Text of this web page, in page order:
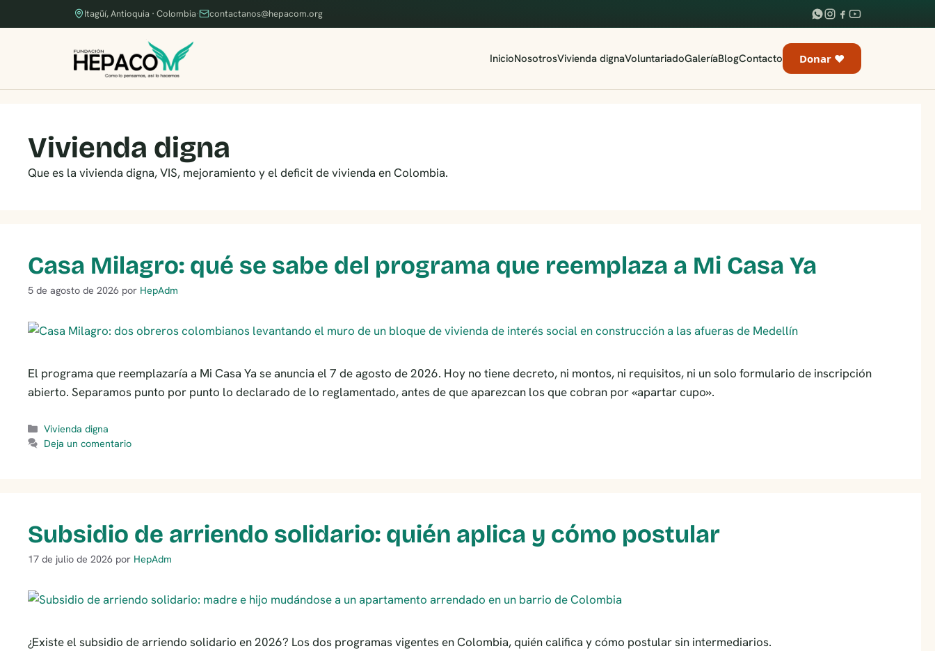
Itagüí, Antioquia · Colombia· contactanos@hepacom.org
InicioNosotrosVivienda dignaVoluntariadoGaleríaBlogContacto Donar ♥
Vivienda digna
Que es la vivienda digna, VIS, mejoramiento y el deficit de vivienda en Colombia.
Casa Milagro: qué se sabe del programa que reemplaza a Mi Casa Ya
5 de agosto de 2026 por HepAdm
El programa que reemplazaría a Mi Casa Ya se anuncia el 7 de agosto de 2026. Hoy no tiene decreto, ni montos, ni requisitos, ni un solo formulario de inscripción
abierto. Separamos punto por punto lo declarado de lo reglamentado, antes de que aparezcan los que cobran por «apartar cupo».
Categorías
Vivienda digna
Deja un comentario
Subsidio de arriendo solidario: quién aplica y cómo postular
17 de julio de 2026 por HepAdm
¿Existe el subsidio de arriendo solidario en 2026? Los dos programas vigentes en Colombia, quién califica y cómo postular sin intermediarios.